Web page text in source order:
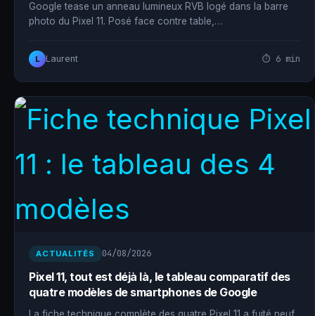
Google tease un anneau lumineux RVB logé dans la barre
photo du Pixel 11. Posé face contre table,…
L Laurent ⏱ 6 min
ACTUALITÉS 04/08/2026
Pixel 11, tout est déjà là, le tableau comparatif des
quatre modèles de smartphones de Google